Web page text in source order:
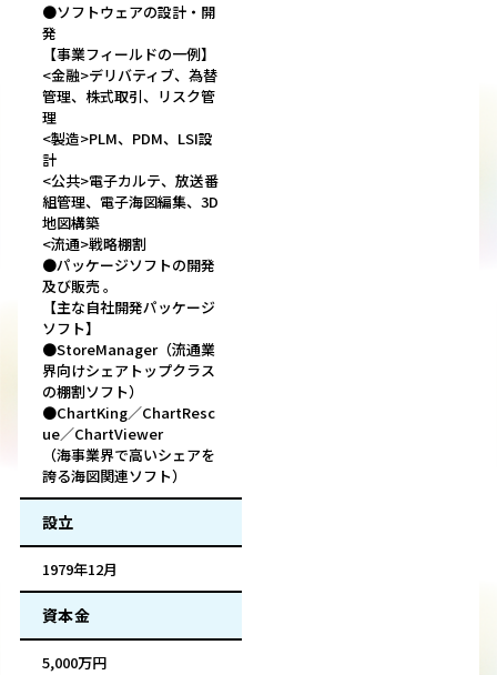
●ソフトウェアの設計・開
発
【事業フィールドの一例】
<金融>デリバティブ、為替
管理、株式取引、リスク管
理
<製造>PLM、PDM、LSI設
計
<公共>電子カルテ、放送番
組管理、電子海図編集、3D
地図構築
<流通>戦略棚割
●パッケージソフトの開発
及び販売 。
【主な自社開発パッケージ
ソフト】
●StoreManager（流通業
界向けシェアトップクラス
の棚割ソフト）
●ChartKing／ChartResc
ue／ChartViewer
（海事業界で高いシェアを
誇る海図関連ソフト）
設立
1979年12月
資本金
5,000万円